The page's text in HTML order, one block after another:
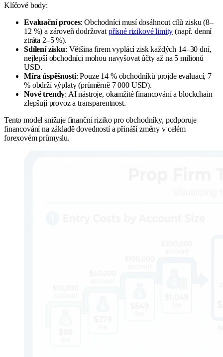
Klíčové body:
Evaluační proces: Obchodníci musí dosáhnout cílů zisku (8–
12 %) a zároveň dodržovat přísné rizikové limity (např. denní
ztráta 2–5 %).
Sdílení zisku: Většina firem vyplácí zisk každých 14–30 dní,
nejlepší obchodníci mohou navyšovat účty až na 5 milionů
USD.
Míra úspěšnosti: Pouze 14 % obchodníků projde evaluací, 7
% obdrží výplaty (průměrně 7 000 USD).
Nové trendy: AI nástroje, okamžité financování a blockchain
zlepšují provoz a transparentnost.
Tento model snižuje finanční riziko pro obchodníky, podporuje
financování na základě dovedností a přináší změny v celém
forexovém průmyslu.